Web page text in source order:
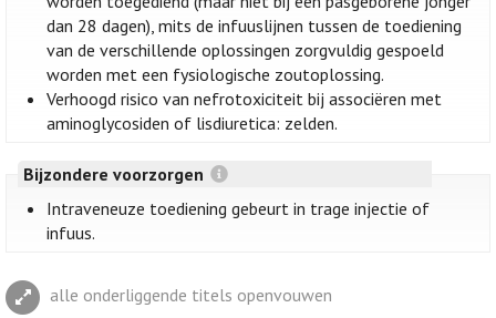
dan 28 dagen), mits de infuuslijnen tussen de toediening
van de verschillende oplossingen zorgvuldig gespoeld
worden met een fysiologische zoutoplossing.
Verhoogd risico van nefrotoxiciteit bij associëren met
aminoglycosiden of lisdiuretica: zelden.
Bijzondere voorzorgen
Intraveneuze toediening gebeurt in trage injectie of
infuus.
alle onderliggende titels openvouwen